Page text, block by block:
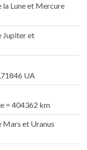
la Lune et Mercure
Jupiter et
UA
= 404362 km
Mars et Uranus